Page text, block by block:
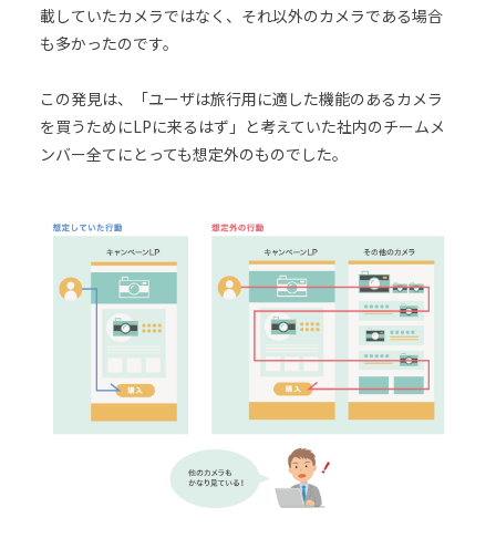
載していたカメラではなく、それ以外のカメラである場合
も多かったのです。
この発見は、「ユーザは旅行用に適した機能のあるカメラ
を買うためにLPに来るはず」と考えていた社内のチームメ
ンバー全てにとっても想定外のものでした。